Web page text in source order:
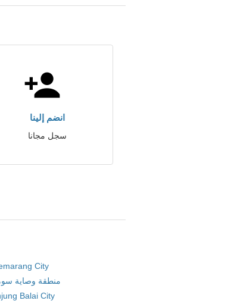
انضم إلينا
سجل مجانا
City
منطقة وصاية
Balai City